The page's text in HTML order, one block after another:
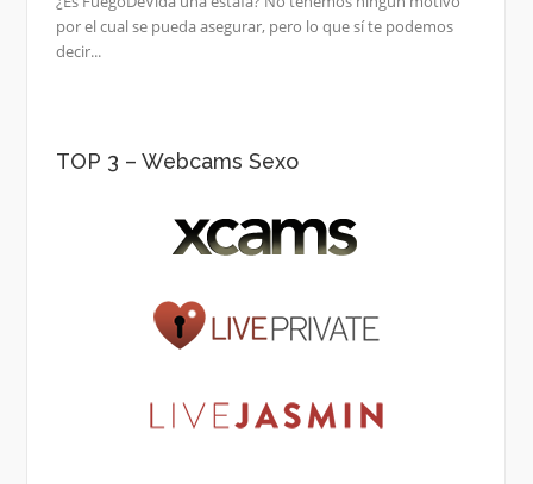
por el cual se pueda asegurar, pero lo que sí te podemos
decir...
TOP 3 – Webcams Sexo